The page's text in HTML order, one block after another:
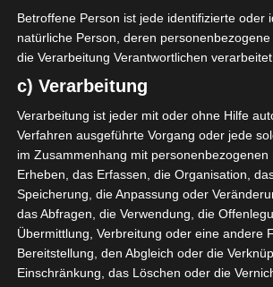
Union Sportive de Tataouine
M S. Hammami
M M. Diallo
Espérance Sportive de
D M. A. Ben Hamida
M G. Wahabi
M S. Bougrine
O M. A. Ben Hamouda
Betroffene Person ist jede identifizierte oder
natürliche Person, deren
die Verarbeitung Verantwortlichen
c) Verarbeitung
Verarbeitung ist jeder mit oder ohne Hilfe
Verfahren ausgeführte Vorgang oder jede
im Zusammenhang mit personenbezogenen
Erheben, das Erfassen, die Organisation,
Speicherung, die Anpassung oder
das Abfragen, die Verwendung, die
Übermittlung, Verbreitung oder eine andere
Bereitstellung, den Abgleich oder die
Einschränkung, das Löschen oder die